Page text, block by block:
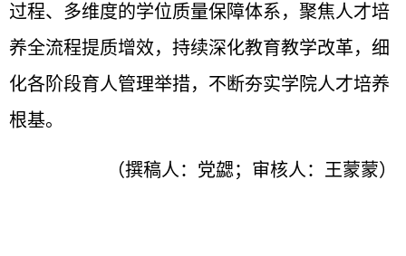
过程、多维度的学位质量保障体系，聚焦人才培
养全流程提质增效，持续深化教育教学改革，细
化各阶段育人管理举措，不断夯实学院人才培养
根基。
（撰稿人：党勰；审核人：王蒙蒙）